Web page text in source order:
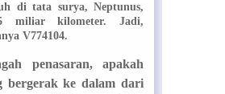
di tata surya, Neptunus,
miliar kilometer. Jadi,
V774104.
penasaran, apakah
bergerak ke dalam dari